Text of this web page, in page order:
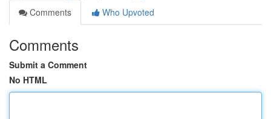
Comments
Who Upvoted
Comments
Submit a Comment
No HTML